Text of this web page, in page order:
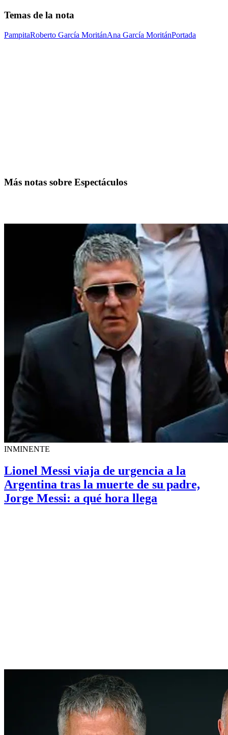
Temas de la nota
PampitaRoberto García MoritánAna García MoritánPortada
Más notas sobre Espectáculos
INMINENTE
Lionel Messi viaja de urgencia a la
Argentina tras la muerte de su padre,
Jorge Messi: a qué hora llega